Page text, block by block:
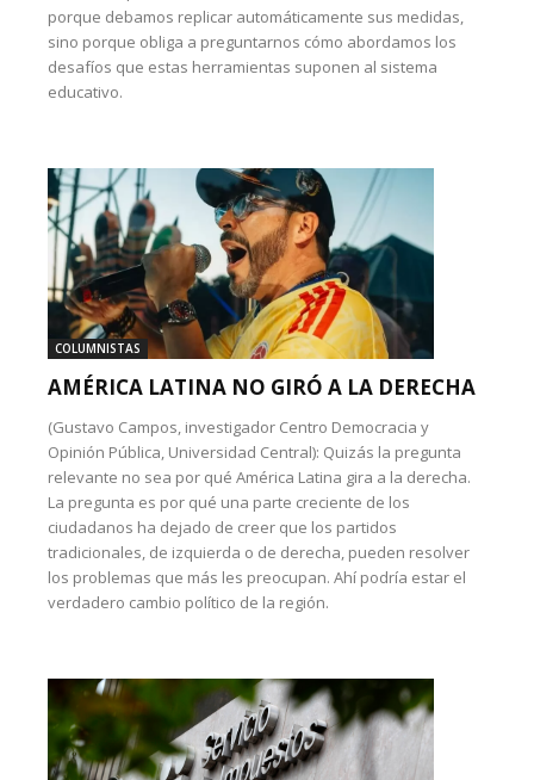
porque debamos replicar automáticamente sus medidas,
sino porque obliga a preguntarnos cómo abordamos los
desafíos que estas herramientas suponen al sistema
educativo.
COLUMNISTAS
AMÉRICA LATINA NO GIRÓ A LA DERECHA
(Gustavo Campos, investigador Centro Democracia y
Opinión Pública, Universidad Central): Quizás la pregunta
relevante no sea por qué América Latina gira a la derecha.
La pregunta es por qué una parte creciente de los
ciudadanos ha dejado de creer que los partidos
tradicionales, de izquierda o de derecha, pueden resolver
los problemas que más les preocupan. Ahí podría estar el
verdadero cambio político de la región.